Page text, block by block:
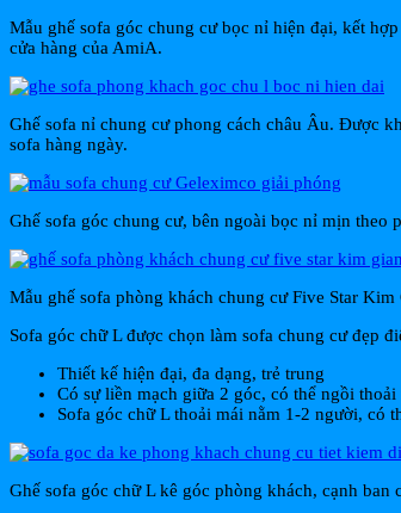
Mẫu ghế sofa góc chung cư bọc nỉ hiện đại, kết
cửa hàng của AmiA.
Ghế sofa nỉ chung cư phong cách châu Âu. Được
sofa hàng ngày.
Ghế sofa góc chung cư, bên ngoài bọc nỉ mịn theo
Mẫu ghế sofa phòng khách chung cư Five Star Kim
Sofa góc chữ L được chọn làm sofa chung cư đẹp
Thiết kế hiện đại, đa dạng, trẻ trung
Có sự liền mạch giữa 2 góc, có thể ngồi
Sofa góc chữ L thoải mái nằm 1-2 người, có
Ghế sofa góc chữ L kê góc phòng khách, cạnh